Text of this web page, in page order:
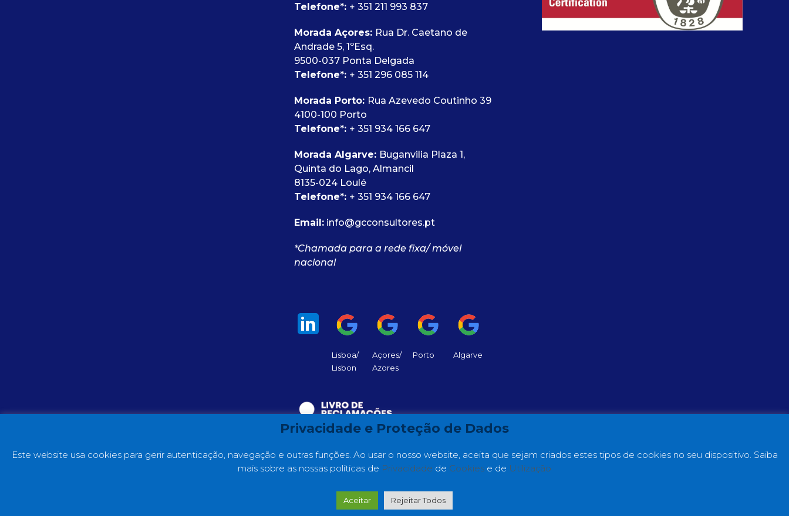
Telefone*: + 351 211 993 837
Morada Açores: Rua Dr. Caetano de
Andrade 5, 1ºEsq.
9500-037 Ponta Delgada
Telefone*: + 351 296 085 114
Morada Porto: Rua Azevedo Coutinho 39
4100-100 Porto
Telefone*: + 351 934 166 647
Morada Algarve: Buganvilia Plaza 1,
Quinta do Lago, Almancil
8135-024 Loulé
Telefone*: + 351 934 166 647
Email:info@gcconsultores.pt
*Chamada para a rede fixa/ móvel
nacional
Lisboa/
Lisbon
Açores/
Azores
Porto Algarve
Copyright ©2022 GC Consultores. Web Development by
Privacidade e Proteção de Dados
Este website usa cookies para gerir autenticação, navegação e outras funções. Ao usar o nosso website, aceita que sejam criados estes tipos de cookies no seu dispositivo. Saiba
mais sobre as nossas políticas de Privacidade de Cookies e de Utilização
Aceitar Rejeitar Todos